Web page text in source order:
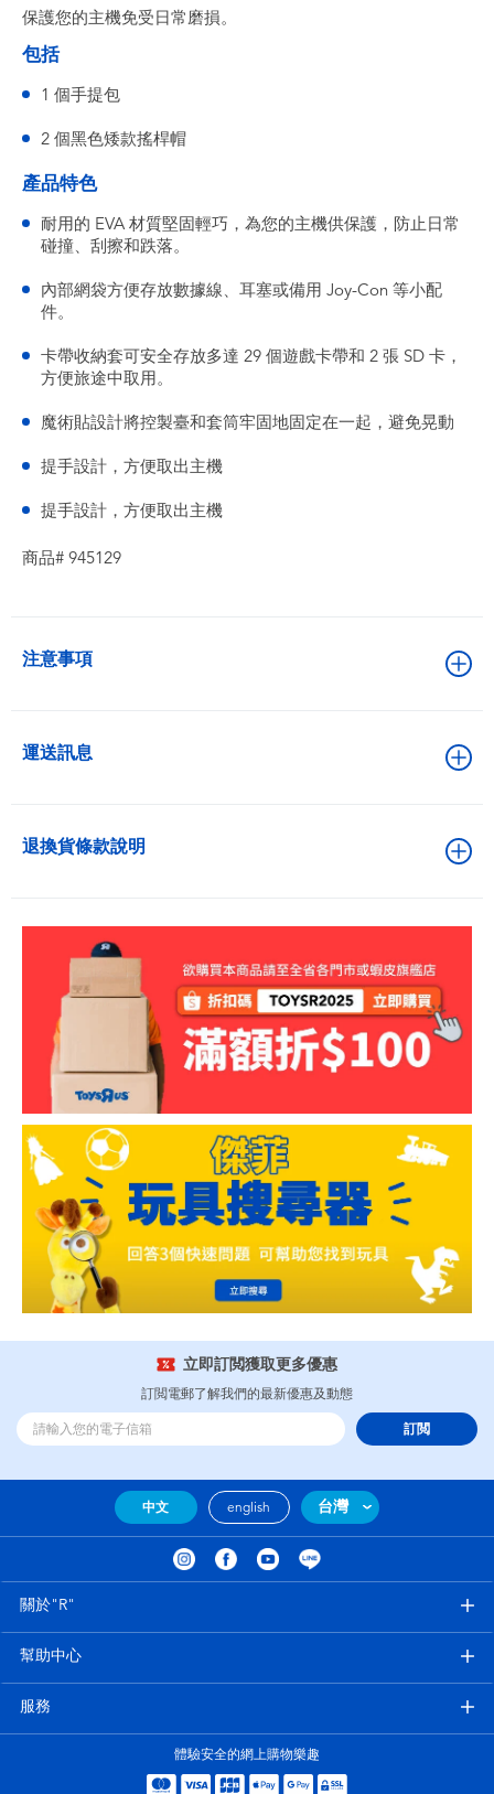
盲盒
角色收藏
生活雜貨
保護您的主機免受日常磨損。
包括
1 個手提包
2 個黑色矮款搖桿帽
產品特色
耐用的 EVA 材質堅固輕巧，為您的主機供保護，防止日常
碰撞、刮擦和跌落。
內部網袋方便存放數據線、耳塞或備用 Joy-Con 等小配
件。
卡帶收納套可安全存放多達 29 個遊戲卡帶和 2 張 SD 卡，
方便旅途中取用。
魔術貼設計將控製臺和套筒牢固地固定在一起，避免晃動
提手設計，方便取出主機
提手設計，方便取出主機
商品# 945129
注意事項
運送訊息
退換貨條款說明
立即訂閲獲取更多優惠
訂閲電郵了解我們的最新優惠及動態
訂閲
中文 english 台灣
關於"R"
幫助中心
服務
體驗安全的網上購物樂趣